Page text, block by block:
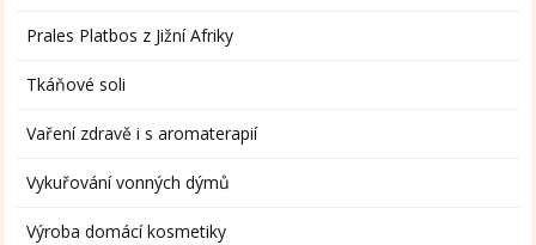
Prales Platbos z Jižní Afriky
Tkáňové soli
Vaření zdravě i s aromaterapií
Vykuřování vonných dýmů
Výroba domácí kosmetiky